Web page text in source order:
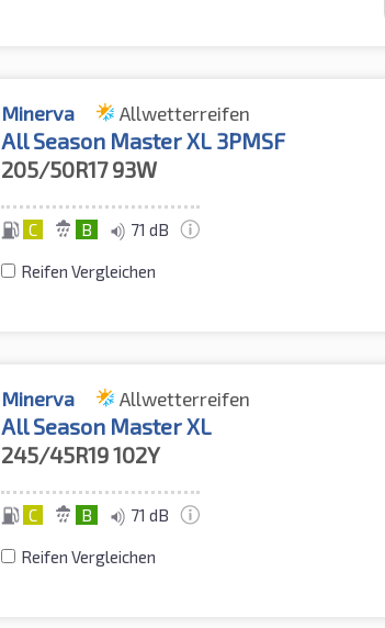
Minerva Allwetterreifen
All Season Master XL 3PMSF
205/50R1793W
C B 71 dB
Reifen Vergleichen
Minerva Allwetterreifen
All Season Master XL
245/45R19102Y
C B 71 dB
Reifen Vergleichen